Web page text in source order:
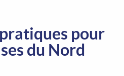
pour
du Nord